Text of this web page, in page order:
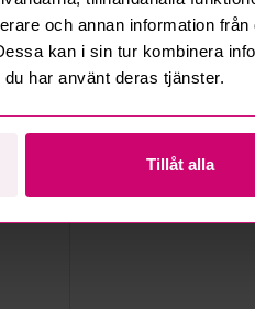
och annan information från
kan i sin tur kombinera
har använt deras tjänster.
Tillåt alla